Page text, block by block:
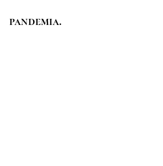
pandemia.